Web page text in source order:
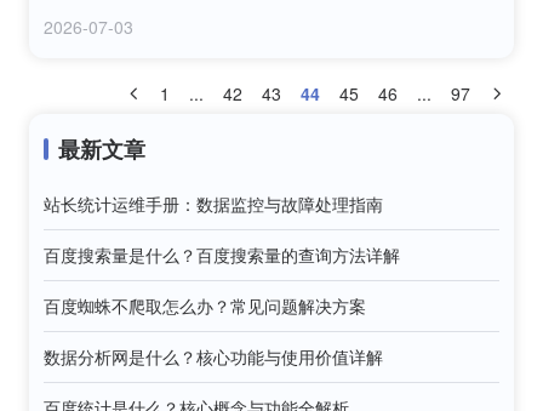
2026-07-03
1 ... 42 43 44 45 46 ... 97
最新文章
站长统计运维手册：数据监控与故障处理指南
百度搜索量是什么？百度搜索量的查询方法详解
百度蜘蛛不爬取怎么办？常见问题解决方案
数据分析网是什么？核心功能与使用价值详解